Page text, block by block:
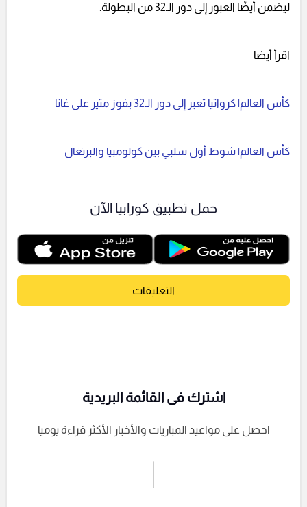
ليضمن أيضًا العبور إلى دور الـ32 من البطولة.
اقرأ أيضا
كأس العالم| كرواتيا تعبر إلى دور الـ32 بفوز مثير على غانا
كأس العالم| شوط أول سلبي بين كولومبيا والبرتغال
حمل تطبيق كورابيا الآن
التعليقات
إرسال تعليق
اشترك فى القائمة البريدية
احصل على مواعيد المباريات والأخبار الأكثر قراءة يوميا